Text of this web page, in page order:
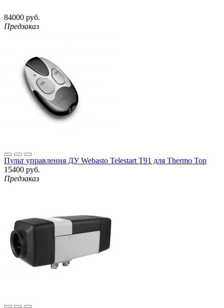
84000 руб.
Предзаказ
Пульт управления ДУ Webasto Telestart T91 для Thermo Top
15400 руб.
Предзаказ